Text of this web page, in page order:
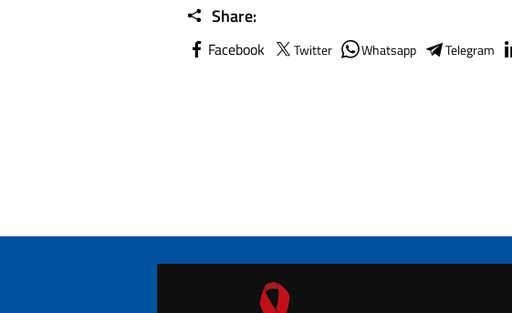
Share:
Facebook Twitter Whatsapp Telegram